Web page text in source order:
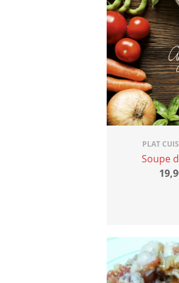
PLAT
Soupe